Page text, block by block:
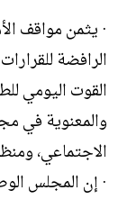
· يثمن مواقف
الرافضة
القوت اليومي
والمعنوية في
الاجتماعي،
· إن المجلس